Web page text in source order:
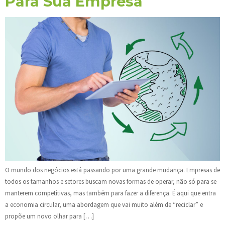
O mundo dos negócios está passando por uma grande mudança. Empresas de
todos os tamanhos e setores buscam novas formas de operar, não só para se
manterem competitivas, mas também para fazer a diferença. É aqui que entra
a economia circular, uma abordagem que vai muito além de “reciclar” e
propõe um novo olhar para […]